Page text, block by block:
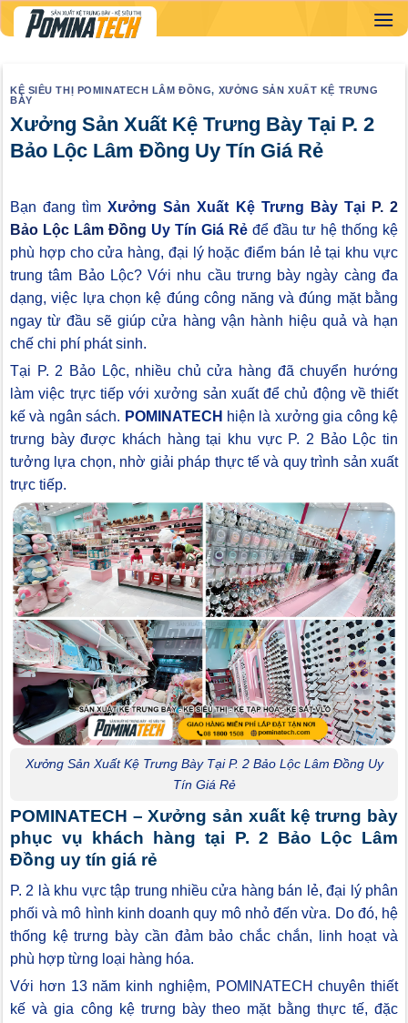
Skip
to
KỆ SIÊU THỊ POMINATECH LÂM ĐỒNG, XƯỞNG SẢN XUẤT KỆ TRƯNG
BÀY
Xưởng Sản Xuất Kệ Trưng Bày Tại P. 2
Bảo Lộc Lâm Đồng Uy Tín Giá Rẻ
Bạn đang tìmXưởng Sản Xuất Kệ Trưng Bày Tại P. 2
Bảo Lộc Lâm Đồng Uy Tín Giá Rẻ để đầu tư hệ thống kệ
phù hợp cho cửa hàng, đại lý hoặc điểm bán lẻ tại khu vực
trung tâm Bảo Lộc? Với nhu cầu trưng bày ngày càng đa
dạng, việc lựa chọn kệ đúng công năng và đúng mặt bằng
ngay từ đầu sẽ giúp cửa hàng vận hành hiệu quả và hạn
chế chi phí phát sinh.
Tại P. 2 Bảo Lộc, nhiều chủ cửa hàng đã chuyển hướng
làm việc trực tiếp với xưởng sản xuất để chủ động về thiết
kế và ngân sách. POMINATECH hiện là xưởng gia công kệ
trưng bày được khách hàng tại khu vực P. 2 Bảo Lộc tin
tưởng lựa chọn, nhờ giải pháp thực tế và quy trình sản xuất
trực tiếp.
Xưởng Sản Xuất Kệ Trưng Bày Tại P. 2 Bảo Lộc Lâm Đồng Uy
Tín Giá Rẻ
POMINATECH – Xưởng sản xuất kệ trưng bày
phục vụ khách hàng tại P. 2 Bảo Lộc Lâm
Đồng uy tín giá rẻ
P. 2 là khu vực tập trung nhiều cửa hàng bán lẻ, đại lý phân
phối và mô hình kinh doanh quy mô nhỏ đến vừa. Do đó, hệ
thống kệ trưng bày cần đảm bảo chắc chắn, linh hoạt và
phù hợp từng loại hàng hóa.
Với hơn 13 năm kinh nghiệm, POMINATECH chuyên thiết
kế và gia công kệ trưng bày theo mặt bằng thực tế, đặc